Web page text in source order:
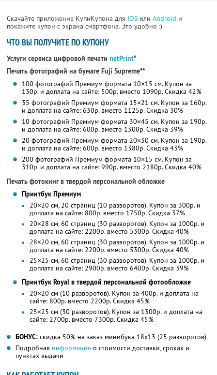
Скачайте приложение КупиКупона для IOS или Android и
покажите купон с экрана смартфона. Это удобно :)
ЧТО ВЫ ПОЛУЧИТЕ ПО КУПОНУ
Услуги сервиса цифровой печати netPrint*
Печать фотографий на бумаге Fuji Supreme**
100 фотографий Премиум формата 10×15 см. Купон за
130р. и доплата на сайте: 500р. вместо 1090р. Скидка 42%
35 фотографий Премиум формата 15×21 см. Купон за 160р.
и доплата на сайте: 630р. вместо 1125р. Скидка 30%
10 фотографий Премиум формата 30×45 см. Купон за 190р.
и доплата на сайте: 600р. вместо 1300р. Скидка 39%
20 фотографий Премиум формата 20×30 см. Купон за 190р.
и доплата на сайте: 600р. вместо 1380р. Скидка 43%
200 фотографий Премиум формата 10×15 см. Купон за
310р. и доплата на сайте: 990р. вместо 2180р. Скидка 40%
Печать фотокниг в твердой персональной обложке
Принтбук Премиум
20×20 см, 20 страниц (10 разворотов). Купон за 300р. и
доплата на сайте: 800р. вместо 1750р. Скидка 37%
20×28 см, 60 страниц (30 разворотов). Купон за 1000р. и
доплата на сайте: 2200р. вместо 5300р. Скидка 40%
28×20 см, 60 страниц (30 разворотов). Купон за 1000р. и
доплата на сайте: 2200р. вместо 5300р. Скидка 40%
25×25 см, 60 страниц (30 разворотов). Купон за 1000р. и
доплата на сайте: 2900р. вместо 6400р. Скидка 39%
Принтбук Royal в твердой персональной фотообложке
20×20 см (10 разворотов). Купон за 400р. и доплата на
сайте: 800р. вместо 2200р. Скидка 45%
25×25 см (30 разворотов). Купон за 1300р. и доплата на
сайте: 2700р. вместо 7300р. Скидка 45%
БОНУС: скидка 50% на заказ минибука 18х13 (25 разворотов)
Подробная информация о стоимости доставки, сроках и
пунктах выдачи